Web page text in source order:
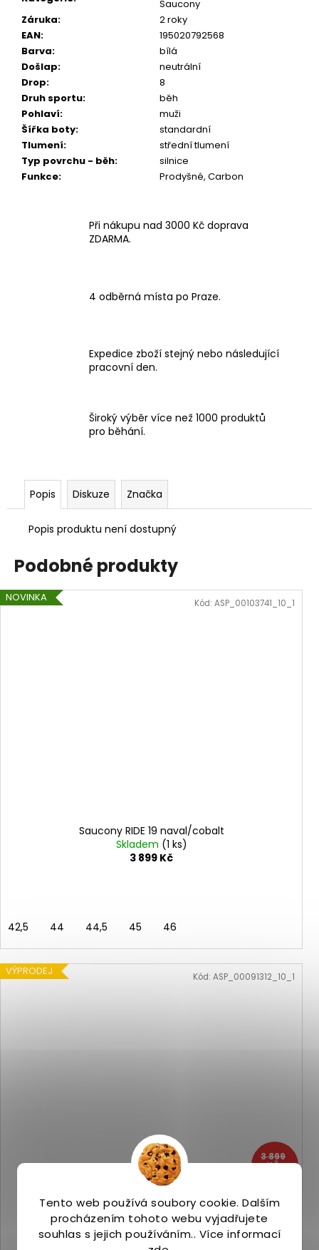
Tento web používá soubory cookie. Dalším
procházením tohoto webu vyjadřujete
souhlas s jejich používáním.. Více informací
Saucony
Záruka:
2 roky
EAN:
195020792568
Barva:
bílá
Došlap:
neutrální
Drop:
8
Druh sportu:
běh
Pohlaví:
muži
Šířka boty:
standardní
Tlumení:
střední tlumení
Typ povrchu - běh:
silnice
Funkce: Prodyšné, Carbon
Při nákupu nad 3000 Kč doprava
ZDARMA.
4 odběrná místa po Praze.
Expedice zboží stejný nebo následující
pracovní den.
Široký výběr více než 1000 produktů
pro běhání.
Popis Diskuze Značka
Popis produktu není dostupný
Podobné produkty
NOVINKA
Saucony RIDE 19 naval/cobalt
Skladem (1 ks)
3 899 Kč
42,5 44 44,5 45 46
Kód: ASP_00103741_10_1
VÝPRODEJ
3 899
KČ
Saucony PEREGRINE 14 pepper/bough
Na skladě(2 ks)
2 890 Kč
Kód: ASP_00091312_10_1